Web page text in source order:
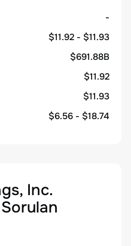
-
$11.92 - $11.93
$691.88B
$11.92
$11.93
$6.56 - $18.74
Inc.